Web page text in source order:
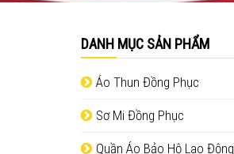
DANH MỤC SẢN PHẨM
Áo Thun Đồng Phục
Sơ Mi Đồng Phục
Quần Áo Bảo Hộ Lao Động